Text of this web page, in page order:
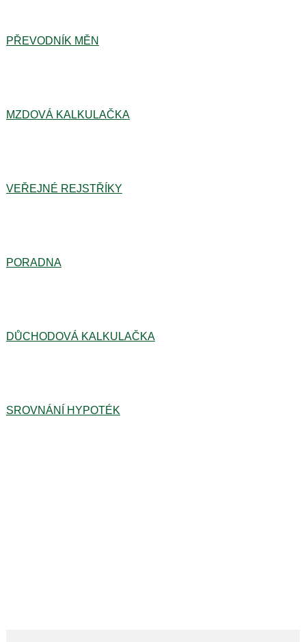
PŘEVODNÍK MĚN
MZDOVÁ KALKULAČKA
VEŘEJNÉ REJSTŘÍKY
PORADNA
DŮCHODOVÁ KALKULAČKA
SROVNÁNÍ HYPOTÉK